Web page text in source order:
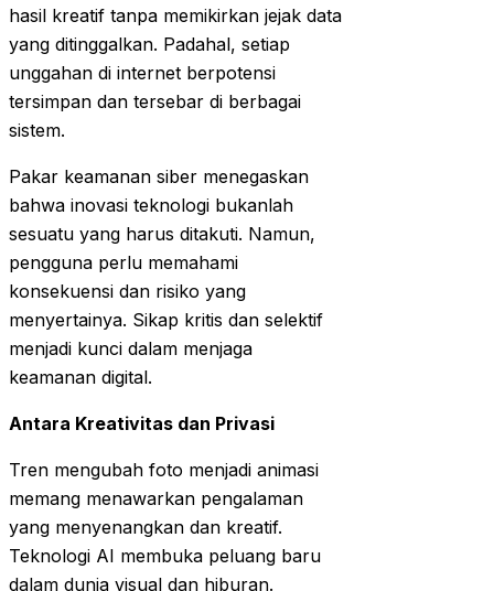
hasil kreatif tanpa memikirkan jejak data
yang ditinggalkan. Padahal, setiap
unggahan di internet berpotensi
tersimpan dan tersebar di berbagai
sistem.
Pakar keamanan siber menegaskan
bahwa inovasi teknologi bukanlah
sesuatu yang harus ditakuti. Namun,
pengguna perlu memahami
konsekuensi dan risiko yang
menyertainya. Sikap kritis dan selektif
menjadi kunci dalam menjaga
keamanan digital.
Antara Kreativitas dan Privasi
Tren mengubah foto menjadi animasi
memang menawarkan pengalaman
yang menyenangkan dan kreatif.
Teknologi AI membuka peluang baru
dalam dunia visual dan hiburan.